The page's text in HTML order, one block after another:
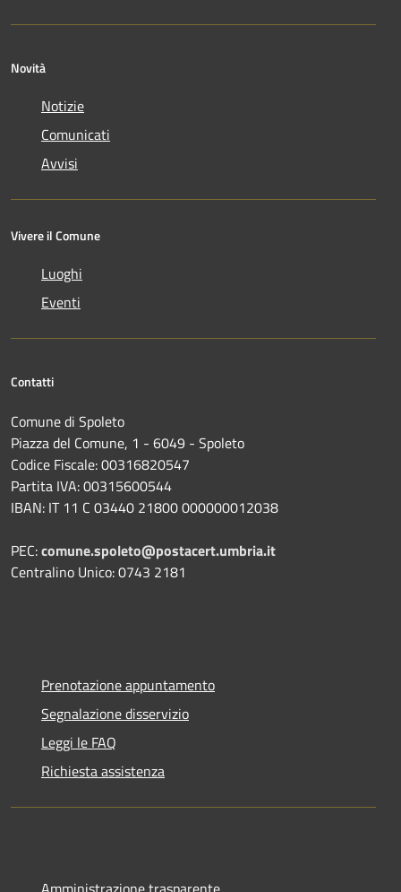
Novità
Notizie
Comunicati
Avvisi
Vivere il Comune
Luoghi
Eventi
Contatti
Comune di Spoleto
Piazza del Comune, 1 - 6049 - Spoleto
Codice Fiscale: 00316820547
Partita IVA: 00315600544
IBAN: IT 11 C 03440 21800 000000012038
PEC:comune.spoleto@postacert.umbria.it
Centralino Unico: 0743 2181
Prenotazione appuntamento
Segnalazione disservizio
Leggi le FAQ
Richiesta assistenza